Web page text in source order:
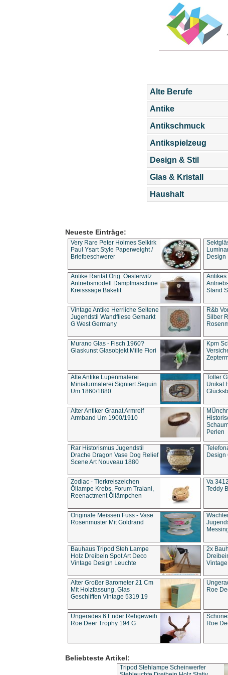
Alte Berufe
Antike
Antikschmuck
Antikspielzeug
Design & Stil
Glas & Kristall
Haushalt
Neueste Einträge:
Very Rare Peter Holmes Selkirk
Paul Ysart Style Paperweight /
Briefbeschwerer
Design
Antike Rarität Orig. Oesterwitz
Antriebsmodell Dampfmaschine
Kreisssäge Bakelit
Antikes
Stand
Vintage Antike Herrliche Seltene
Jugendstil Wandfliese Gemarkt
G West Germany
R&b
Silber
Murano Glas - Fisch 1960?
Glaskunst Glasobjekt Mille Fiori
Kpm
Alte Antike Lupenmalerei
Miniaturmalerei Signiert Seguin
Um 1860/1880
Toller
Unikat
Alter Antiker Granat Armreif
Armband Um 1900/1910
Perlen
Rar Historismus Jugendstil
Drache Dragon Vase Dog Relief
Scene Art Nouveau 1880
Design
Zodiac - Tierkreiszeichen
Öllampe Krebs, Forum Traiani,
Reenactment Öllämpchen
Va
Teddy
Originale Meissen Fuss - Vase
Rosenmuster Mit Goldrand
Bauhaus Tripod Steh Lampe
Holz Dreibein Spot Art Deco
Vintage Design Leuchte
2x
Alter Großer Barometer 21 Cm
Mit Holzfassung, Glas
Geschliffen Vintage 5319 19
Roe
Ungerades 6 Ender Rehgeweih
Roe Deer Trophy 194 G
Roe
Beliebteste Artikel:
Tripod Stehlampe Scheinwerfer